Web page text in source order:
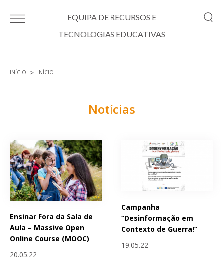
EQUIPA DE RECURSOS E
TECNOLOGIAS EDUCATIVAS
INÍCIO INÍCIO
Notícias
Ensinar Fora da Sala de
Aula – Massive Open
Online Course (MOOC)
20.05.22
Campanha
“Desinformação em
Contexto de Guerra!”
19.05.22
Páginas